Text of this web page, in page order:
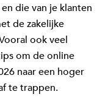
die van je klanten
de zakelijke
ook veel
om de online
naar een hoger
te trappen.